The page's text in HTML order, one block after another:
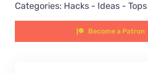
Categories: Hacks - Ideas - Tops
Become a Patron